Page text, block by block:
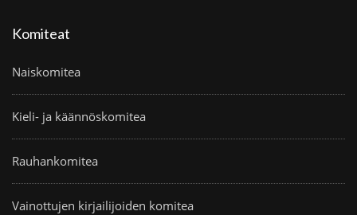
Komiteat
Naiskomitea
Kieli- ja käännöskomitea
Rauhankomitea
Vainottujen kirjailijoiden komitea